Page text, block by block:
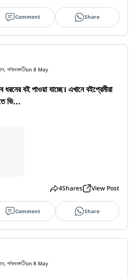
Comment Share
পশ্চিমবঙ্গ on 8 May
বই পাওয়া যাচ্ছে। এখানে বইপ্রেমীরা
ভি...
4Shares View Post
Comment Share
পশ্চিমবঙ্গ on 8 May